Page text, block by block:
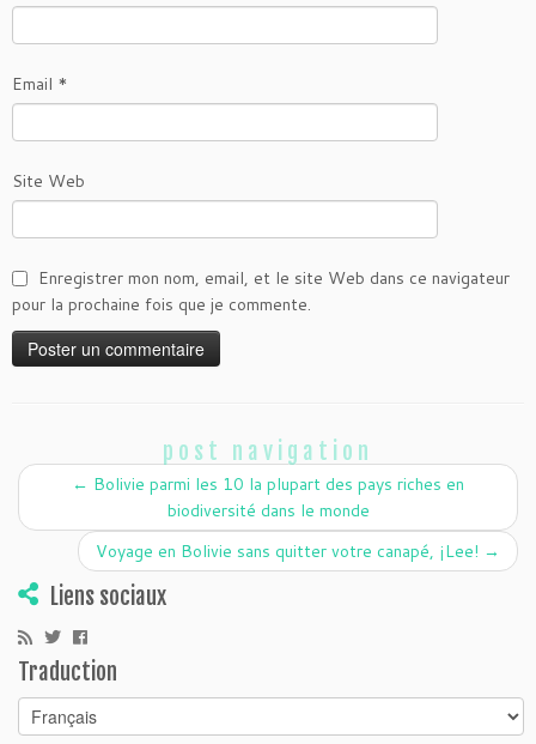
Email *
Site Web
Enregistrer mon nom, email, et le site Web dans ce navigateur
pour la prochaine fois que je commente.
post navigation
← Bolivie parmi les 10 la plupart des pays riches en
biodiversité dans le monde
Voyage en Bolivie sans quitter votre canapé, ¡Lee! →
Liens sociaux
Traduction